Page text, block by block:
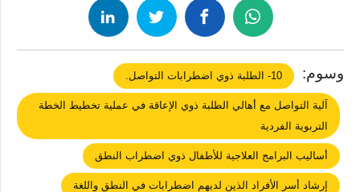
وسوم: 10- الطلبة ذوي اضطرابات التواصل.
آلية التواصل مع أهالي الطلبة ذوي الإعاقة في عملية تخطيط الخطة
التربوية الفردية
أساليب البرامج العلاجية للأطفال ذوي اضطراب النطق
إرشاد أسر الأفراد الذين لديهم اضطرابات في النطق واللغة